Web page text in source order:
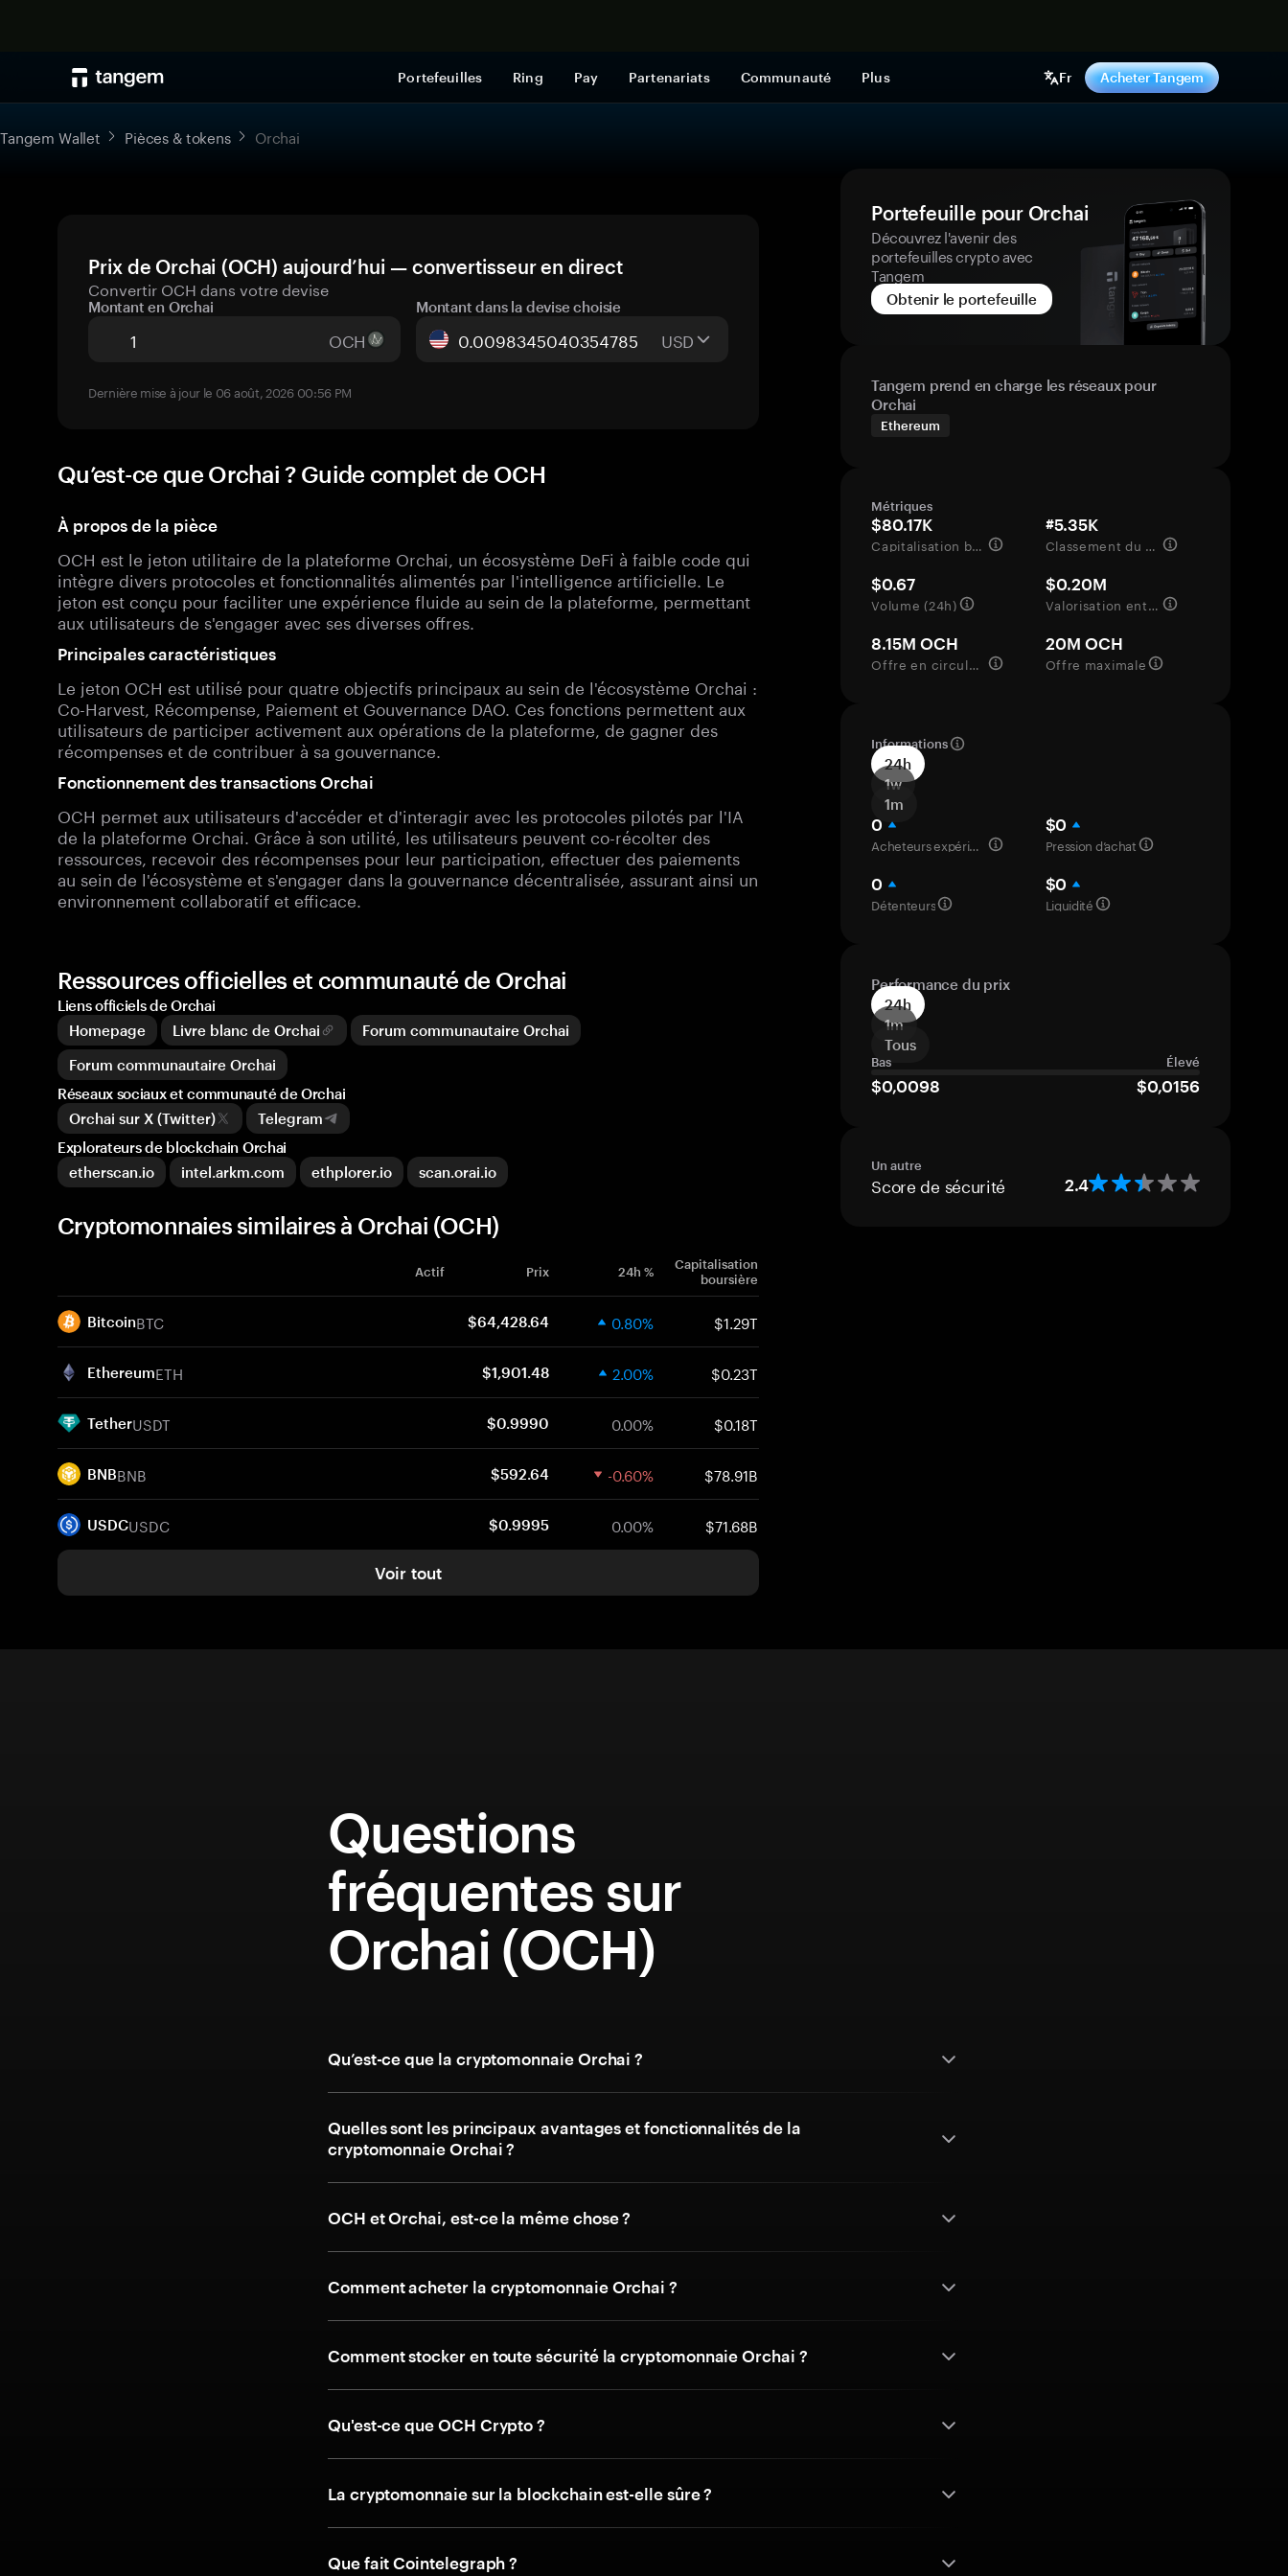
Portefeuilles Ring Pay Partenariats Communauté Plus Fr Acheter Tangem
Tangem Wallet Pièces & tokens Orchai
Prix de Orchai (OCH) aujourd’hui — convertisseur en direct
Convertir OCH dans votre devise
Montant en Orchai
OCH
Montant dans la devise choisie
USD
Dernière mise à jour le 06 août, 2026 00:56 PM
Qu’est-ce que Orchai ? Guide complet de OCH
À propos de la pièce
OCH est le jeton utilitaire de la plateforme Orchai, un écosystème DeFi à faible code qui
intègre divers protocoles et fonctionnalités alimentés par l'intelligence artificielle. Le
jeton est conçu pour faciliter une expérience fluide au sein de la plateforme, permettant
aux utilisateurs de s'engager avec ses diverses offres.
Principales caractéristiques
Le jeton OCH est utilisé pour quatre objectifs principaux au sein de l'écosystème Orchai :
Co-Harvest, Récompense, Paiement et Gouvernance DAO. Ces fonctions permettent aux
utilisateurs de participer activement aux opérations de la plateforme, de gagner des
récompenses et de contribuer à sa gouvernance.
Fonctionnement des transactions Orchai
OCH permet aux utilisateurs d'accéder et d'interagir avec les protocoles pilotés par l'IA
de la plateforme Orchai. Grâce à son utilité, les utilisateurs peuvent co-récolter des
ressources, recevoir des récompenses pour leur participation, effectuer des paiements
au sein de l'écosystème et s'engager dans la gouvernance décentralisée, assurant ainsi un
environnement collaboratif et efficace.
Portefeuille pour Orchai
Découvrez l'avenir des
portefeuilles crypto avec
Tangem
Obtenir le portefeuille
Tangem prend en charge les réseaux pour
Orchai
Ethereum
Métriques
$80.17K
Capitalisation boursière
#5.35K
Classement du marché
$0.67
Volume (24h)
$0.20M
Valorisation entièrement diluée
8.15M OCH
Offre en circulation
20M OCH
Offre maximale
Informations
24h
1w
1m
0
Acheteurs expérimentés
$0
Pression d’achat
0
Détenteurs
$0
Liquidité
Performance du prix
24h
1m
Tous
Bas Élevé
$0,0098 $0,0156
Un autre
Score de sécurité 2.4
Ressources officielles et communauté de Orchai
Liens officiels de Orchai
Homepage
Livre blanc de Orchai
Forum communautaire Orchai
Forum communautaire Orchai
Réseaux sociaux et communauté de Orchai
Orchai sur X (Twitter)
Telegram
Explorateurs de blockchain Orchai
etherscan.io
intel.arkm.com ethplorer.io scan.orai.io
Cryptomonnaies similaires à Orchai (OCH)
Actif Prix 24h %
Capitalisation
boursière
BitcoinBTC $64,428.64 0.80% $1.29T
EthereumETH $1,901.48 2.00% $0.23T
TetherUSDT $0.9990 0.00% $0.18T
BNBBNB $592.64 -0.60% $78.91B
USDCUSDC $0.9995 0.00% $71.68B
Voir tout
Questions
fréquentes sur
Orchai (OCH)
Qu’est-ce que la cryptomonnaie Orchai ?
Quelles sont les principaux avantages et fonctionnalités de la
cryptomonnaie Orchai ?
OCH et Orchai, est-ce la même chose ?
Comment acheter la cryptomonnaie Orchai ?
Comment stocker en toute sécurité la cryptomonnaie Orchai ?
Qu'est-ce que OCH Crypto ?
La cryptomonnaie sur la blockchain est-elle sûre ?
Que fait Cointelegraph ?